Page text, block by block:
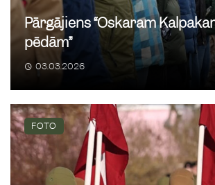
Pārgājiens “Oskaram
pēdām”
03.03.2026
FOTO